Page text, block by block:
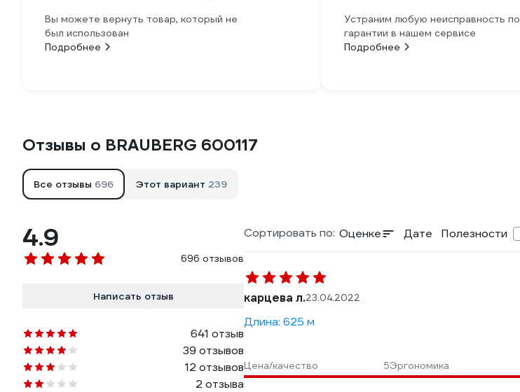
Вы можете вернуть товар, который не
был использован
Подробнее
Устраним любую неисправность по
гарантии в нашем сервисе
Подробнее
Отзывы о BRAUBERG 600117
Все отзывы 696 Этот вариант 239
4.9
696 отзывов
Написать отзыв
641 отзыв
39 отзывов
12 отзывов
2 отзыва
Сортировать по: Оценке Дате Полезности
карцева л.23.04.2022
Длина: 625 м
Цена/качество 5Эргономика